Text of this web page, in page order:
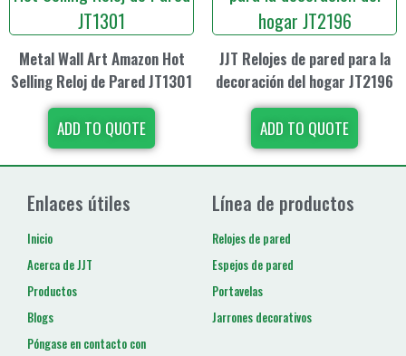
Metal Wall Art Amazon Hot
Selling Reloj de Pared JT1301
ADD TO QUOTE
JJT Relojes de pared para la
decoración del hogar JT2196
ADD TO QUOTE
Enlaces útiles
Inicio
Acerca de JJT
Productos
Blogs
Póngase en contacto con
Línea de productos
Relojes de pared
Espejos de pared
Portavelas
Jarrones decorativos